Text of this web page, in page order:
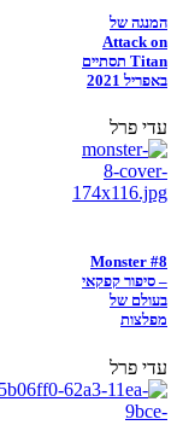
המנגה של
Attack on
Titan תסתיים
באפריל 2021
עדי פרל
Monster #8
– סיפור קפקאי
בעולם של
מפלצות
עדי פרל